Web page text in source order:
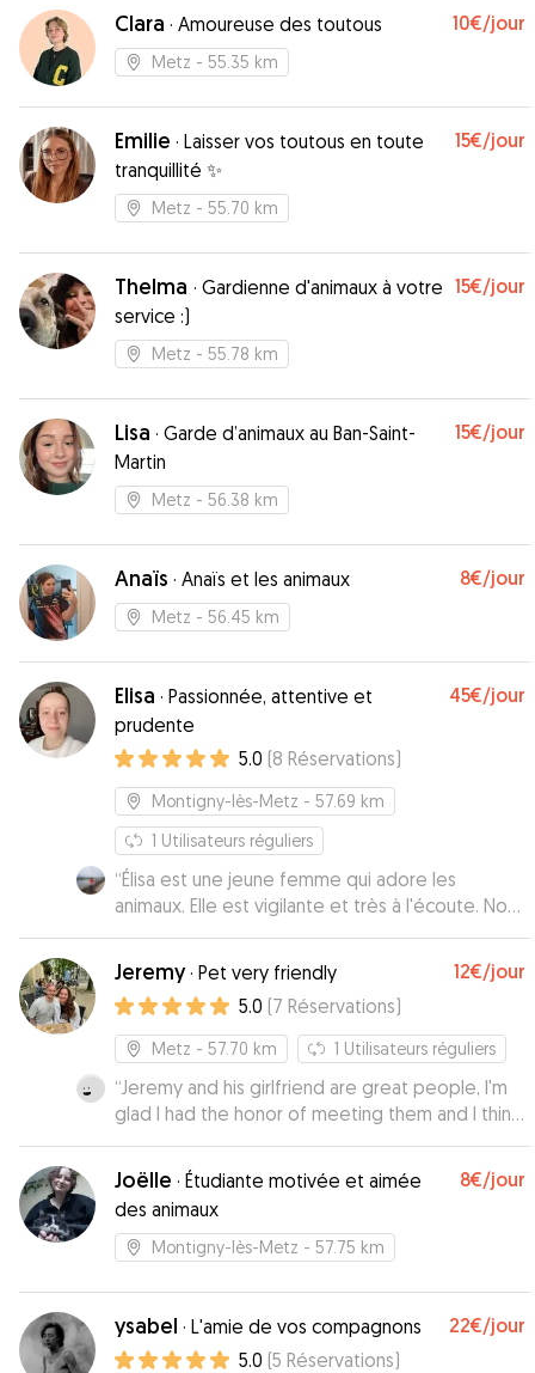
Clara · Amoureuse des toutous 10€/jour
Metz - 55.35 km
Emilie · Laisser vos toutous en toute
tranquillité ✨
15€/jour
Metz - 55.70 km
Thelma · Gardienne d'animaux à votre
service :)
15€/jour
Metz - 55.78 km
Lisa · Garde d’animaux au Ban-Saint-
Martin
15€/jour
Metz - 56.38 km
Anaïs · Anaïs et les animaux 8€/jour
Metz - 56.45 km
Elisa · Passionnée, attentive et
prudente
45€/jour
5.0 (8 Réservations)
Montigny-lès-Metz - 57.69 km
1 Utilisateurs réguliers
“Élisa est une jeune femme qui adore les
animaux. Elle est vigilante et très à l'écoute. Nous
lui avons confié notre bulldog anglais pour un
we. Elle a pris soin de Plume comme si c'était
son toutou. Merci ! ”
Jeremy· Pet very friendly 12€/jour
5.0 (7 Réservations)
Metz - 57.70 km 1 Utilisateurs réguliers
“Jeremy and his girlfriend are great people, I'm
glad I had the honor of meeting them and I think
our dog feels the same.They took care of our
puppy as it should have, their involvement was
very evident through the communication we had
during the reservation.I highly recommend them,
a big like from us and we will definitely come
Joëlle · Étudiante motivée et aimée
des animaux
8€/jour
Montigny-lès-Metz - 57.75 km
ysabel · L'amie de vos compagnons 22€/jour
5.0 (5 Réservations)